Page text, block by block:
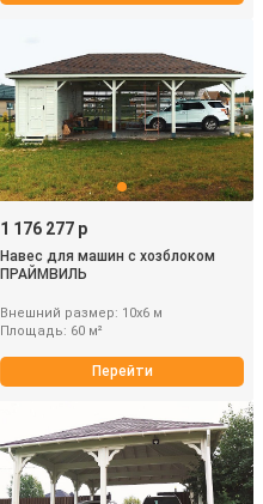
1 176 277 р
Навес для машин с хозблоком
ПРАЙМВИЛЬ
Внешний размер: 10х6 м
Площадь: 60 м²
Перейти